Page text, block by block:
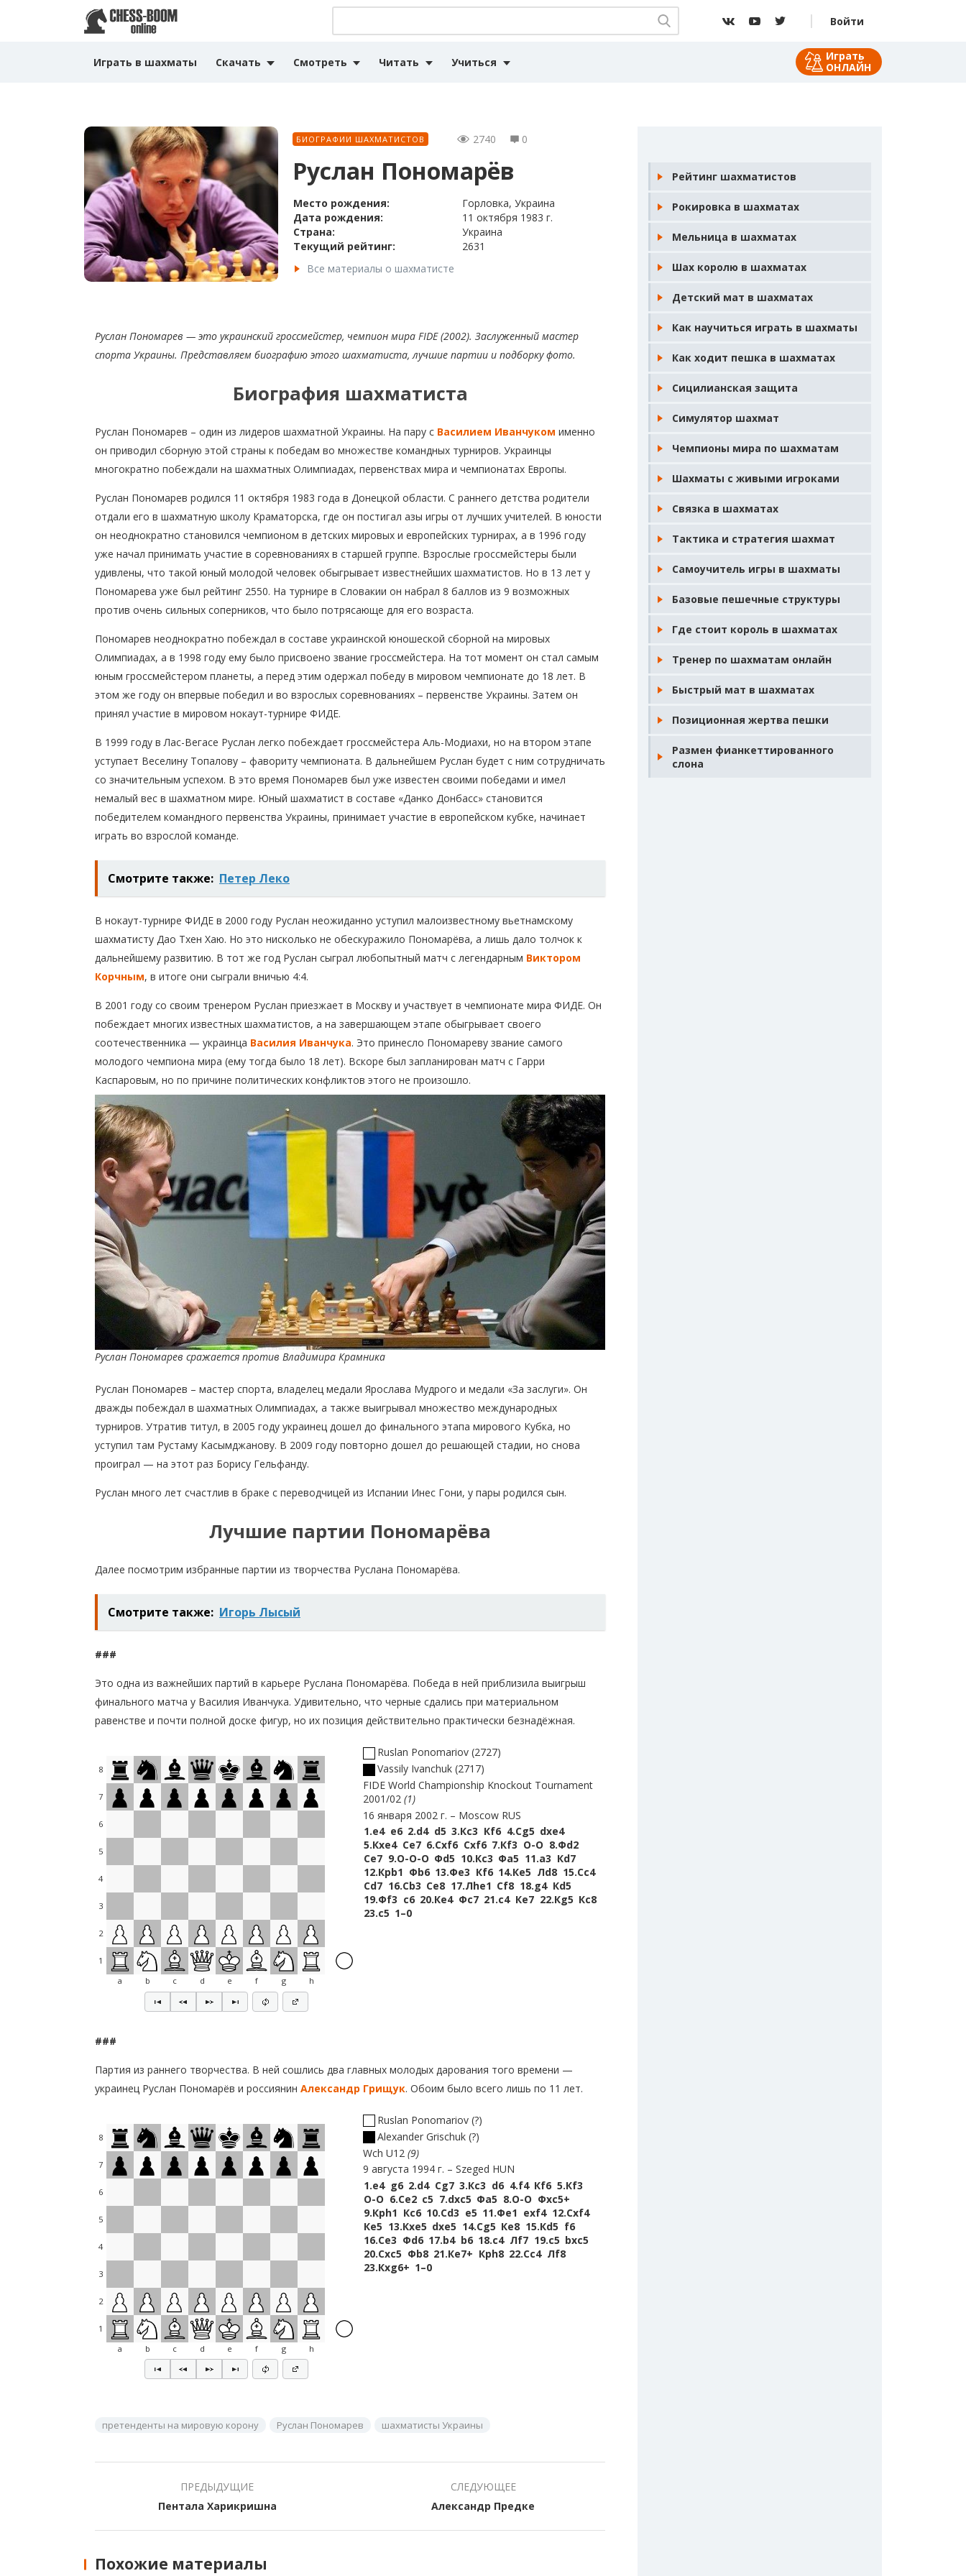
Войти
Играть в шахматы Скачать Смотреть Читать Учиться
Играть
ОНЛАЙН
БИОГРАФИИ ШАХМАТИСТОВ 2740 0
Руслан Пономарёв
Место рождения:
Горловка, Украина
Дата рождения:
11 октября 1983 г.
Страна:
Украина
Текущий рейтинг:
2631
Все материалы о шахматисте
Руслан Пономарев — это украинский гроссмейстер, чемпион мира FIDE (2002). Заслуженный мастер
спорта Украины. Представляем биографию этого шахматиста, лучшие партии и подборку фото.
Биография шахматиста
Руслан Пономарев – один из лидеров шахматной Украины. На пару с Василием Иванчуком именно
он приводил сборную этой страны к победам во множестве командных турниров. Украинцы
многократно побеждали на шахматных Олимпиадах, первенствах мира и чемпионатах Европы.
Руслан Пономарев родился 11 октября 1983 года в Донецкой области. С раннего детства родители
отдали его в шахматную школу Краматорска, где он постигал азы игры от лучших учителей. В юности
он неоднократно становился чемпионом в детских мировых и европейских турнирах, а в 1996 году
уже начал принимать участие в соревнованиях в старшей группе. Взрослые гроссмейстеры были
удивлены, что такой юный молодой человек обыгрывает известнейших шахматистов. Но в 13 лет у
Пономарева уже был рейтинг 2550. На турнире в Словакии он набрал 8 баллов из 9 возможных
против очень сильных соперников, что было потрясающе для его возраста.
Пономарев неоднократно побеждал в составе украинской юношеской сборной на мировых
Олимпиадах, а в 1998 году ему было присвоено звание гроссмейстера. На тот момент он стал самым
юным гроссмейстером планеты, а перед этим одержал победу в мировом чемпионате до 18 лет. В
этом же году он впервые победил и во взрослых соревнованиях – первенстве Украины. Затем он
принял участие в мировом нокаут-турнире ФИДЕ.
В 1999 году в Лас-Вегасе Руслан легко побеждает гроссмейстера Аль-Модиахи, но на втором этапе
уступает Веселину Топалову – фавориту чемпионата. В дальнейшем Руслан будет с ним сотрудничать
со значительным успехом. В это время Пономарев был уже известен своими победами и имел
немалый вес в шахматном мире. Юный шахматист в составе «Данко Донбасс» становится
победителем командного первенства Украины, принимает участие в европейском кубке, начинает
играть во взрослой команде.
Смотрите также: Петер Леко
В нокаут-турнире ФИДЕ в 2000 году Руслан неожиданно уступил малоизвестному вьетнамскому
шахматисту Дао Тхен Хаю. Но это нисколько не обескуражило Пономарёва, а лишь дало толчок к
дальнейшему развитию. В тот же год Руслан сыграл любопытный матч с легендарным Виктором
Корчным, в итоге они сыграли вничью 4:4.
В 2001 году со своим тренером Руслан приезжает в Москву и участвует в чемпионате мира ФИДЕ. Он
побеждает многих известных шахматистов, а на завершающем этапе обыгрывает своего
соотечественника — украинца Василия Иванчука. Это принесло Пономареву звание самого
молодого чемпиона мира (ему тогда было 18 лет). Вскоре был запланирован матч с Гарри
Каспаровым, но по причине политических конфликтов этого не произошло.
Руслан Пономарев сражается против Владимира Крамника
Руслан Пономарев – мастер спорта, владелец медали Ярослава Мудрого и медали «За заслуги». Он
дважды побеждал в шахматных Олимпиадах, а также выигрывал множество международных
турниров. Утратив титул, в 2005 году украинец дошел до финального этапа мирового Кубка, но
уступил там Рустаму Касымджанову. В 2009 году повторно дошел до решающей стадии, но снова
проиграл — на этот раз Борису Гельфанду.
Руслан много лет счастлив в браке с переводчицей из Испании Инес Гони, у пары родился сын.
Лучшие партии Пономарёва
Далее посмотрим избранные партии из творчества Руслана Пономарёва.
Смотрите также: Игорь Лысый
###
Это одна из важнейших партий в карьере Руслана Пономарёва. Победа в ней приблизила выигрыш
финального матча у Василия Иванчука. Удивительно, что черные сдались при материальном
равенстве и почти полной доске фигур, но их позиция действительно практически безнадёжная.
8
7
6
5
4
3
2
1
a
b c d e f g h
Ruslan Ponomariov 2727
Vassily Ivanchuk 2717
FIDE World Championship Knockout Tournament
2001/02 1
16 января 2002 г.
Moscow RUS
1.e4 e6 2.d4 d5 3.Кc3 Кf6 4.Сg5 dxe4
5.Кxe4 Сe7 6.Сxf6 Сxf6 7.Кf3 O-O 8.Фd2
Сe7 9.O-O-O Фd5 10.Кc3 Фa5 11.a3 Кd7
12.Крb1 Фb6 13.Фe3 Кf6 14.Кe5 Лd8 15.Сc4
Сd7 16.Сb3 Сe8 17.Лhe1 Сf8 18.g4 Кd5
19.Фf3 c6 20.Кe4 Фc7 21.c4 Кe7 22.Кg5 Кc8
23.c5 1–0
###
Партия из раннего творчества. В ней сошлись два главных молодых дарования того времени —
украинец Руслан Пономарёв и россиянин Александр Грищук. Обоим было всего лишь по 11 лет.
8
7
6
5
4
3
2
1
a
b c d e f g h
Ruslan Ponomariov ?
Alexander Grischuk ?
Wch U12 9
9 августа 1994 г.
Szeged HUN
1.e4 g6 2.d4 Сg7 3.Кc3 d6 4.f4 Кf6 5.Кf3
O-O 6.Сe2 c5 7.dxc5 Фa5 8.O-O Фxc5+
9.Крh1 Кc6 10.Сd3 e5 11.Фe1 exf4 12.Сxf4
Кe5 13.Кxe5 dxe5 14.Сg5 Кe8 15.Кd5 f6
16.Сe3 Фd6 17.b4 b6 18.c4 Лf7 19.c5 bxc5
20.Сxc5 Фb8 21.Кe7+ Крh8 22.Сc4 Лf8
23.Кxg6+ 1–0
претенденты на мировую корону Руслан Пономарев шахматисты Украины
ПРЕДЫДУЩИЕ
Пентала Харикришна
СЛЕДУЮЩЕЕ
Александр Предке
Похожие материалы
Рейтинг шахматистов
Рокировка в шахматах
Мельница в шахматах
Шах королю в шахматах
Детский мат в шахматах
Как научиться играть в шахматы
Как ходит пешка в шахматах
Сицилианская защита
Симулятор шахмат
Чемпионы мира по шахматам
Шахматы с живыми игроками
Связка в шахматах
Тактика и стратегия шахмат
Самоучитель игры в шахматы
Базовые пешечные структуры
Где стоит король в шахматах
Тренер по шахматам онлайн
Быстрый мат в шахматах
Позиционная жертва пешки
Размен фианкеттированного
слона